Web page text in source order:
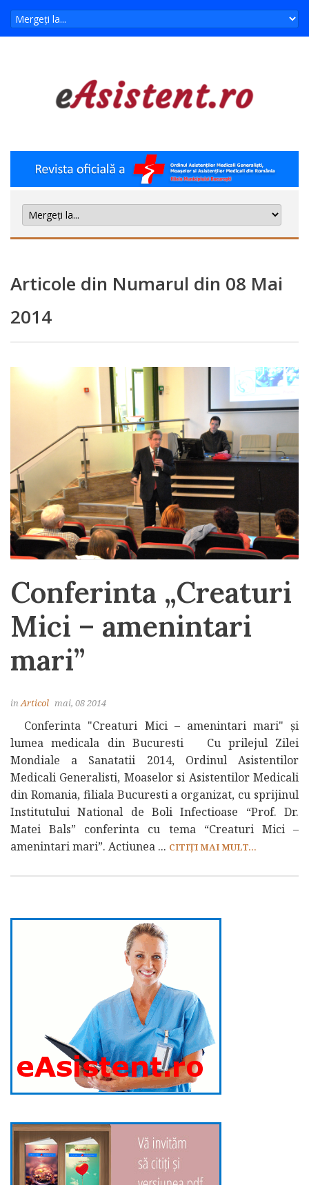
Articole din Numarul din 08 Mai
2014
Conferinta „Creaturi
Mici – amenintari
mari”
inArticol mai, 08 2014
Conferinta "Creaturi Mici – amenintari mari" și
lumea medicala din Bucuresti Cu prilejul Zilei
Mondiale a Sanatatii 2014, Ordinul Asistentilor
Medicali Generalisti, Moaselor si Asistentilor Medicali
din Romania, filiala Bucuresti a organizat, cu sprijinul
Institutului National de Boli Infectioase “Prof. Dr.
Matei Bals” conferinta cu tema “Creaturi Mici –
amenintari mari”. Actiunea ... CITIȚI MAI MULT...